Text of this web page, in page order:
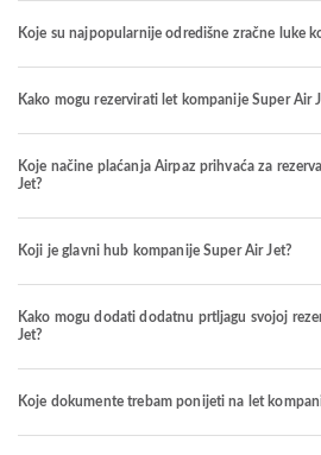
Koje su najpopularnije odredišne zračne luke
Kako mogu rezervirati let kompanije Super Air
Koje načine plaćanja Airpaz prihvaća za
Jet?
Koji je glavni hub kompanije Super Air Jet?
Kako mogu dodati dodatnu prtljagu svojoj
Jet?
Koje dokumente trebam ponijeti na let